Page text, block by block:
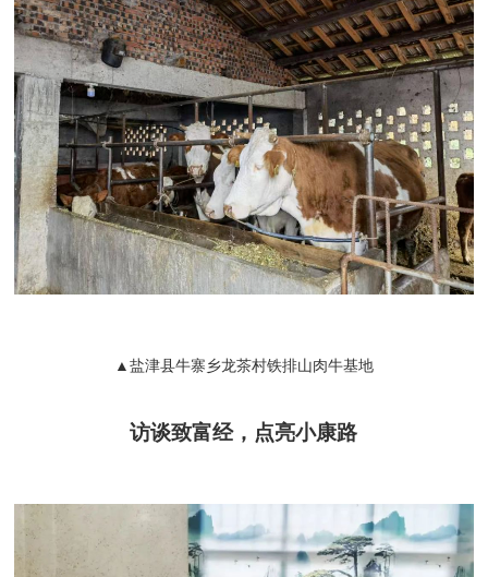
▲盐津县牛寨乡龙茶村铁排山肉牛基地
访谈致富经，点亮小康路